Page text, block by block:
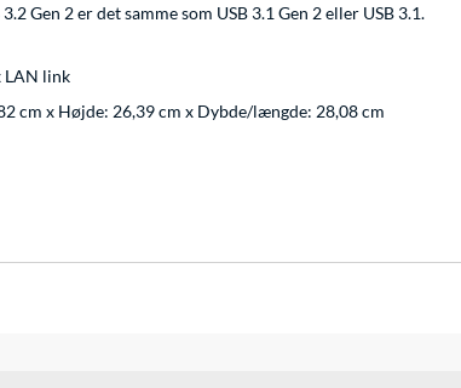
Gen 2 er det samme som USB 3.1 Gen 2 eller USB 3.1.
LAN link
cm x Højde: 26,39 cm x Dybde/længde: 28,08 cm